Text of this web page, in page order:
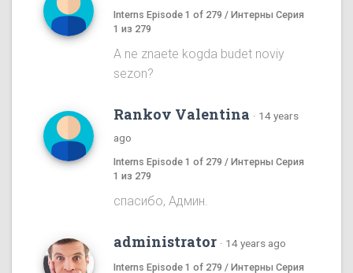
Interns Episode 1 of 279 / Интерны Серия
1 из 279
A ne znaete kogda budet noviy
sezon?
Rankov Valentina · 14 years
ago
Interns Episode 1 of 279 / Интерны Серия
1 из 279
спасибо, Админ.
administrator · 14 years ago
Interns Episode 1 of 279 / Интерны Серия